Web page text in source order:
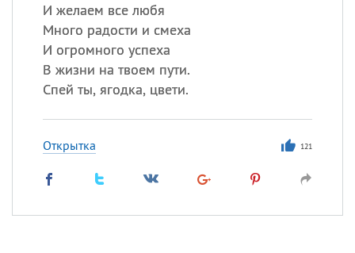
И желаем все любя
Много радости и смеха
И огромного успеха
В жизни на твоем пути.
Спей ты, ягодка, цвети.
Открытка 121